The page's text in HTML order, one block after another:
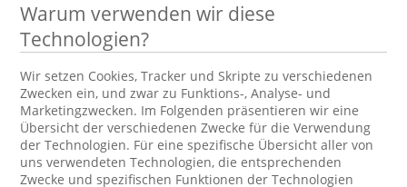
Warum verwenden wir diese
Technologien?
Wir setzen Cookies, Tracker und Skripte zu verschiedenen
Zwecken ein, und zwar zu Funktions-, Analyse- und
Marketingzwecken. Im Folgenden präsentieren wir eine
Übersicht der verschiedenen Zwecke für die Verwendung
der Technologien. Für eine spezifische Übersicht aller von
uns verwendeten Technologien, die entsprechenden
Zwecke und spezifischen Funktionen der Technologien